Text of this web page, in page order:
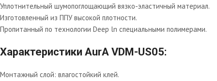
Уплотнительный шумопоглощающий вязко-эластичный материал.
Изготовленный из ППУ высокой плотности.
Пропитанный по технологии Deep ln специальными полимерами.
Характеристики AurA VDM-US05:
Монтажный слой: влагостойкий клей.